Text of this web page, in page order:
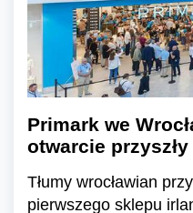
Primark we
otwarcie przyszły
Tłumy wrocławian
pierwszego sklepu